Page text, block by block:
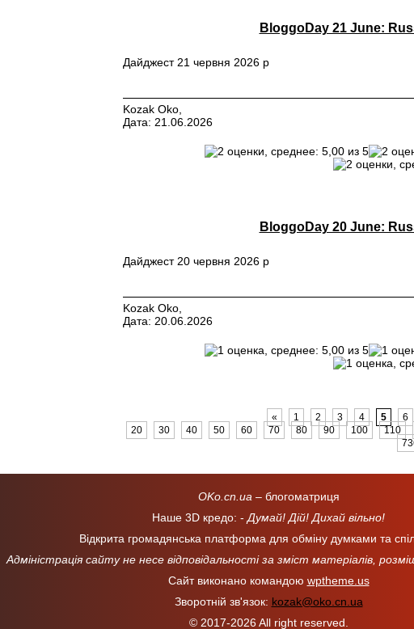
BloggoDay 21 June:
Дайджест 21 червня 2026 р
Kozak Oko,
Дата: 21.06.2026
BloggoDay 20 June:
Дайджест 20 червня 2026 р
Kozak Oko,
Дата: 20.06.2026
« 1 2 3 4 5 6
20
30 40 50 60 70 80 90 100 110
OKo.cn.ua – блогоматриця
Наше 3D кредо: - Думай! Дій! Дихай вільно!
Відкрита громадянська платформа для обміну думками та
Адміністрація сайту не несе відповідальності за зміст матеріалів,
Сайт виконано командою wptheme.us
Зворотній зв'язок: kozak@oko.cn.ua
© 2017-2026 All right reserved.